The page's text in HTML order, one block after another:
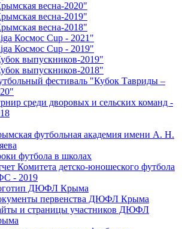
весна-2020"
весна-2019"
весна-2018"
Космос Cup - 2021"
Космос Cup - 2019"
выпускников-2019"
выпускников-2018"
фестиваль "Кубок Тавриды –
среди дворовых и сельских команд -
футбольная академия имени А. Н.
футбола в школах
Комитета детско-юношеского футбола
- 2019
ДЮФЛ Крыма
первенства ДЮФЛ Крыма
и страницы участников ДЮФЛ